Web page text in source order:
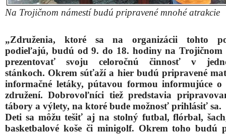
Na Trojičnom námestí budú pripravené mnohé atrakcie
„Združenia, ktoré sa na organizácii tohto
podieľajú, budú od 9. do 18. hodiny na Trojičnom
prezentovať svoju celoročnú činnosť v
stánkoch. Okrem súťaží a hier budú pripravené
informačné letáky, pútavou formou informujúce o
združení. Dobrovoľníci tiež predstavia
tábory a výlety, na ktoré bude možnosť prihlásiť sa.
Deti sa môžu tešiť aj na stolný futbal, flórbal,
basketbalové koše či minigolf. Okrem toho budú